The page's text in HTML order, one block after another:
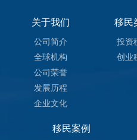
关于我们
公司简介
全球机构
公司荣誉
发展历程
企业文化
移民
投资
创业
移民案例